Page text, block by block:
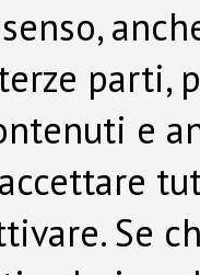
parti,
e
Se